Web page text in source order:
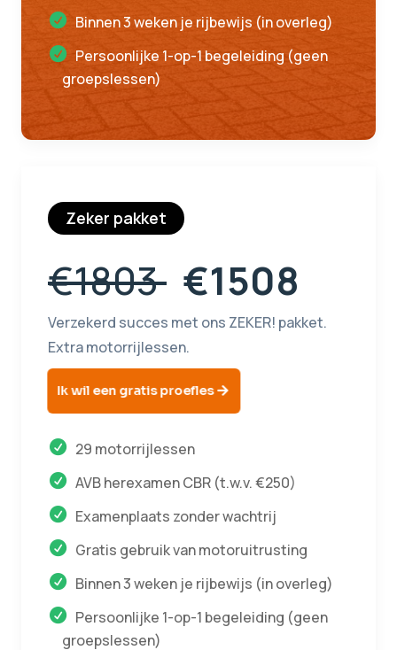
Binnen 3 weken je rijbewijs (in overleg)
Persoonlijke 1-op-1 begeleiding (geen
groepslessen)
Zeker pakket
€1803 €1508
Verzekerd succes met ons ZEKER! pakket.
Extra motorrijlessen.
Ik wil een gratis proefles
29 motorrijlessen
AVB herexamen CBR (t.w.v. €250)
Examenplaats zonder wachtrij
Gratis gebruik van motoruitrusting
Binnen 3 weken je rijbewijs (in overleg)
Persoonlijke 1-op-1 begeleiding (geen
groepslessen)